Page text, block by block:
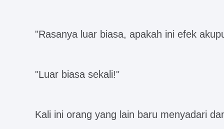
"Rasanya luar biasa, apakah ini efek
"Luar biasa sekali!"
Kali ini orang yang lain baru menyadari